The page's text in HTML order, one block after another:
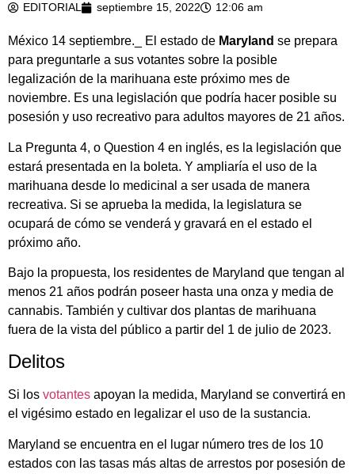
EDITORIAL septiembre 15, 2022 12:06 am
México 14 septiembre._ El estado de Maryland se prepara
para preguntarle a sus votantes sobre la posible
legalización de la marihuana este próximo mes de
noviembre. Es una legislación que podría hacer posible su
posesión y uso recreativo para adultos mayores de 21 años.
La Pregunta 4, o Question 4 en inglés, es la legislación que
estará presentada en la boleta. Y ampliaría el uso de la
marihuana desde lo medicinal a ser usada de manera
recreativa. Si se aprueba la medida, la legislatura se
ocupará de cómo se venderá y gravará en el estado el
próximo año.
Bajo la propuesta, los residentes de Maryland que tengan al
menos 21 años podrán poseer hasta una onza y media de
cannabis. También y cultivar dos plantas de marihuana
fuera de la vista del público a partir del 1 de julio de 2023.
Delitos
Si los votantes apoyan la medida, Maryland se convertirá en
el vigésimo estado en legalizar el uso de la sustancia.
Maryland se encuentra en el lugar número tres de los 10
estados con las tasas más altas de arrestos por posesión de